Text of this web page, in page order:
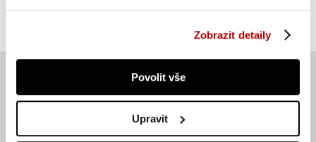
Zobrazit detaily
Povolit vše
Upravit
skladem
Aktuálně